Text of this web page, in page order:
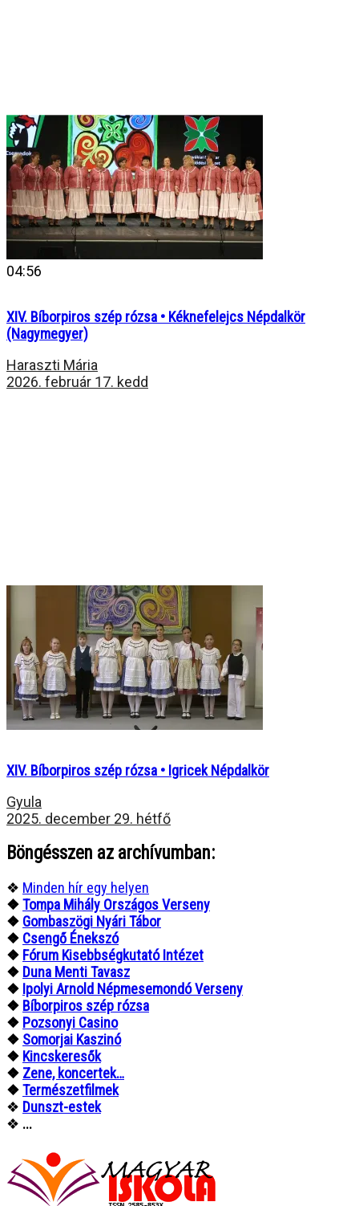
04:56
XIV. Bíborpiros szép rózsa • Kéknefelejcs Népdalkör
(Nagymegyer)
Haraszti Mária
2026. február 17. kedd
XIV. Bíborpiros szép rózsa • Igricek Népdalkör
Gyula
2025. december 29. hétfő
Böngésszen az archívumban:
❖ Minden hír egy helyen
❖Tompa Mihály Országos Verseny
❖ Gombaszögi Nyári Tábor
❖ Csengő Énekszó
❖ Fórum Kisebbségkutató Intézet
❖ Duna Menti Tavasz
❖ Ipolyi Arnold Népmesemondó Verseny
❖ Bíborpiros szép rózsa
❖ Pozsonyi Casino
❖ Somorjai Kaszinó
❖ Kincskeresők
❖ Zene, koncertek…
❖Természetfilmek
❖ Dunszt-estek
❖ ...